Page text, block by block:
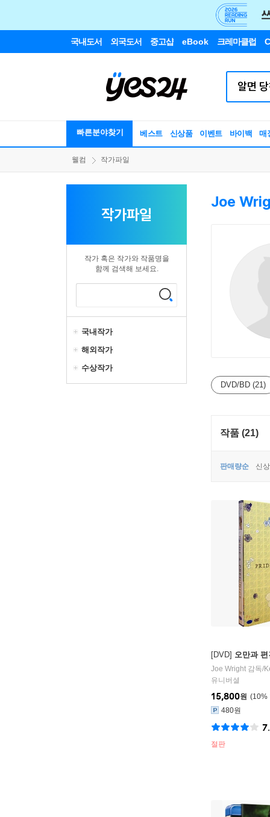
국내도서 외국도서 중고샵 eBook 크레마클럽
빠른분야찾기 베스트 신상품 이벤트 바이백 매
웰컴 작가파일
작가파일
작가 혹은 작가와 작품명을
함께 검색해 보세요.
국내작가
해외작가
수상작가
Joe
DVD/BD (21)
작품 (21)
판매량순 신
[DVD] 오만과
Joe Wright 감독/
유니버셜
10%
15,800원
480원
절판